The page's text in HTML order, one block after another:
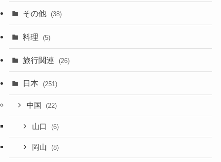
その他 (38)
料理 (5)
旅行関連 (26)
日本 (251)
中国 (22)
山口 (6)
岡山 (8)